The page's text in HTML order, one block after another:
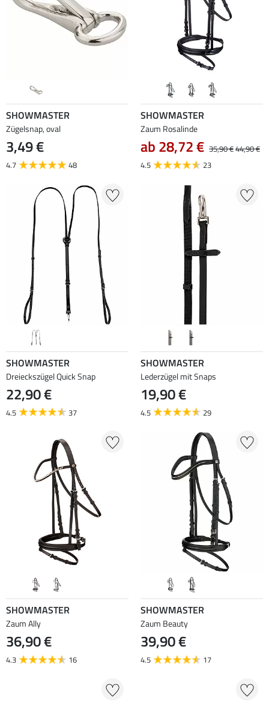
SHOWMASTER
Zügelsnap, oval
3,49 €
4.7 48
SHOWMASTER
Zaum Rosalinde
ab 28,72 € 35,90 €44,90 €
4.5
23
SHOWMASTER
Dreieckszügel Quick Snap
22,90 €
4.5 37
SHOWMASTER
Lederzügel mit Snaps
19,90 €
4.5 29
SHOWMASTER
Zaum Ally
36,90 €
4.3 16
SHOWMASTER
Zaum Beauty
39,90 €
4.5 17